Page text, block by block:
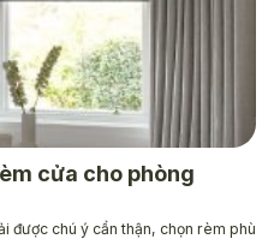
cửa cho phòng
được chú ý cẩn thận, chọn rèm phù